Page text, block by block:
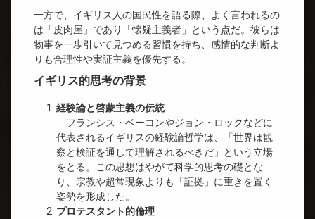
一方で、イギリス人の国民性を語る際、よく言われるの
は「皮肉屋」であり「懐疑主義者」という点だ。彼らは
物事を一歩引いて見つめる習慣を持ち、感情的な判断よ
りも合理性や実証主義を優先する。
イギリス的思考の背景
経験論と啓蒙主義の伝統
フランシス・ベーコンやジョン・ロックなどに
代表されるイギリスの経験論哲学は、「世界は観
察と検証を通して理解されるべきだ」という立場
をとる。この思想はやがて科学的思考の礎とな
り、宗教や超常現象よりも「証拠」に重きを置く
姿勢を形成した。
プロテスタント的倫理